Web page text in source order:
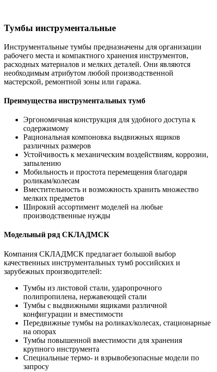
Тумбы инструментальные
Инструментальные тумбы предназначены для организации
рабочего места и компактного хранения инструментов,
расходных материалов и мелких деталей. Они являются
необходимым атрибутом любой производственной
мастерской, ремонтной зоны или гаража.
Преимущества инструментальных тумб
Эргономичная конструкция для удобного доступа к
содержимому
Рациональная компоновка выдвижных ящиков
различных размеров
Устойчивость к механическим воздействиям, коррозии,
запылению
Мобильность и простота перемещения благодаря
роликам/колесам
Вместительность и возможность хранить множество
мелких предметов
Широкий ассортимент моделей на любые
производственные нужды
Модельный ряд СКЛАДМСК
Компания СКЛАДМСК предлагает большой выбор
качественных инструментальных тумб российских и
зарубежных производителей:
Тумбы из листовой стали, ударопрочного
полипропилена, нержавеющей стали
Тумбы с выдвижными ящиками различной
конфигурации и вместимости
Передвижные тумбы на роликах/колесах, стационарные
на опорах
Тумбы повышенной вместимости для хранения
крупного инструмента
Специальные термо- и взрывобезопасные модели по
запросу